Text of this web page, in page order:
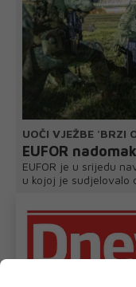
UOČI VJEŽBE 'BRZI
EUFOR
EUFOR je u srijedu
u kojoj je sudjelovalo